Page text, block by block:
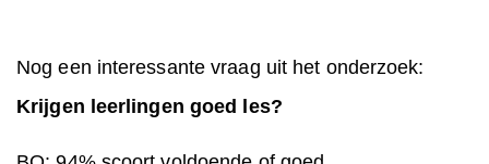
Nog een interessante vraag uit het onderzoek:
Krijgen leerlingen goed les?